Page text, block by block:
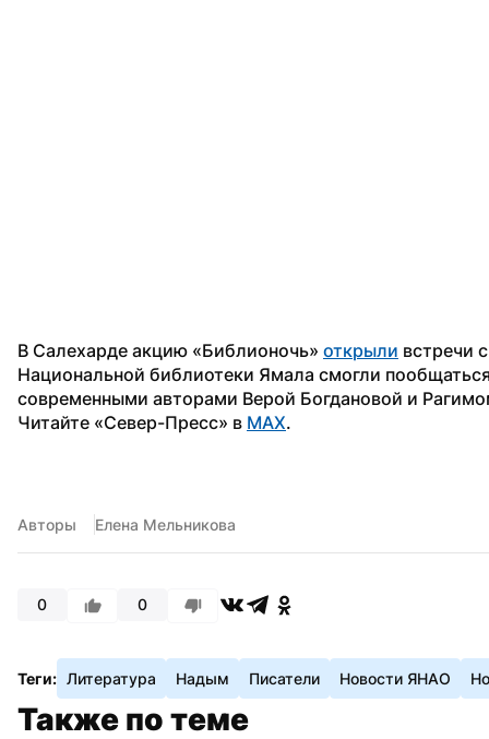
В Салехарде акцию «Библионочь» открыли встречи
Национальной библиотеки Ямала смогли
современными авторами Верой Богдановой и
Читайте «Север-Пресс» в MAX.
Авторы Елена Мельникова
0 0
Теги: Литература Надым Писатели Новости ЯНАО
Также по теме